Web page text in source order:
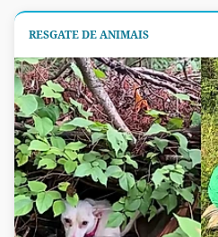
RESGATE DE ANIMAIS